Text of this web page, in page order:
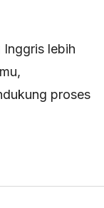
Inggris lebih
proses